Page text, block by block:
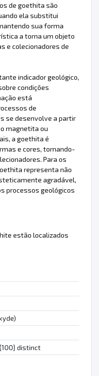
de goethita são
ela substitui
sua forma
a torna um objeto
e colecionadores de
indicador geológico,
condições
está
de
se desenvolve a partir
magnetita ou
a goethita é
e cores, tornando-
Para os
representa não
agradável,
processos geológicos
estão localizados
distinct